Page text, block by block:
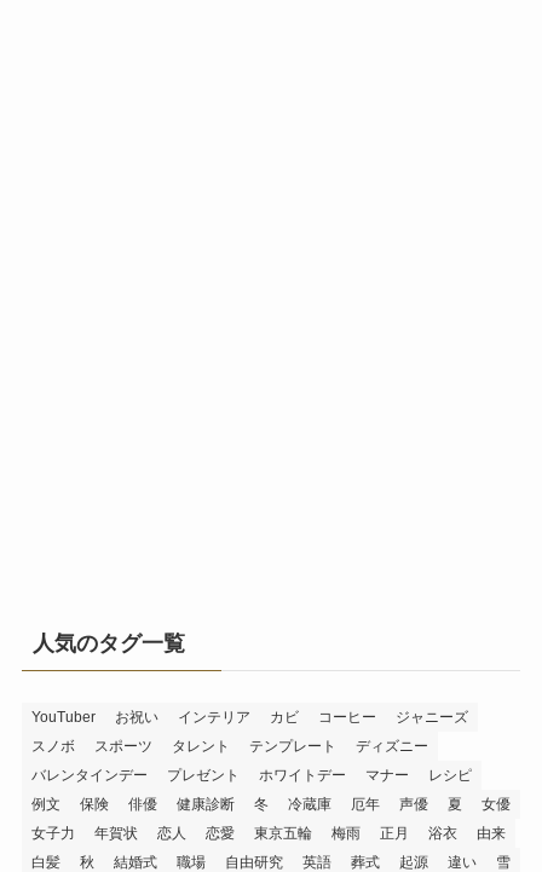
人気のタグ一覧
YouTuber お祝い インテリア カビ コーヒー
ジャニーズ
スノボ
スポーツ タレント テンプレート
ディズニー
バレンタインデー
プレゼント ホワイトデー マナー
レシピ
例文
保険 俳優 健康診断 冬 冷蔵庫 厄年 声優 夏
女優
女子力
年賀状 恋人 恋愛 東京五輪 梅雨 正月 浴衣
由来
白髪
秋 結婚式 職場 自由研究 英語 葬式 起源 違い 雪